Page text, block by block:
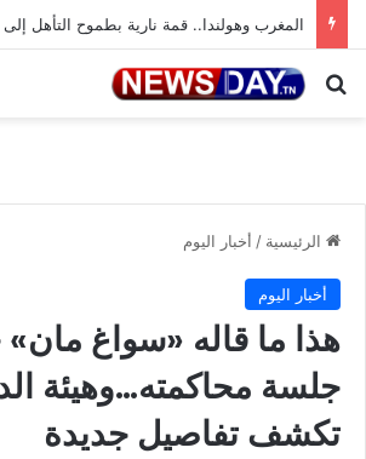
المغرب وهولندا.. قمة نارية بطموح التأهل إلى
بحث عن
الرئيسية / أخبار اليوم
أخبار اليوم
هذا ما قاله «سواغ مان»
جلسة محاكمته…وهيئة
تكشف تفاصيل جديدة